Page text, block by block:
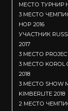
МЕСТО ТУРНИР
3 МЕСТО
HOP 2016
УЧАСТНИК
2017
3 МЕСТО
3 МЕСТО KOROL
2018
3 МЕСТО SHOW
KIMBERLITE 2018
2 МЕСТО